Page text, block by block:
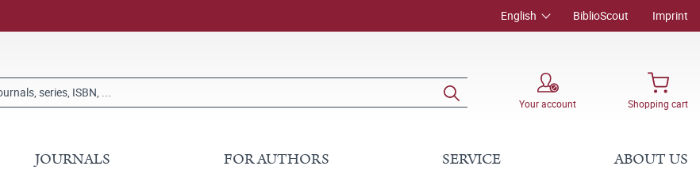
English BiblioScout Imprint
Your account Shopping cart
JOURNALS FOR AUTHORS SERVICE ABOUT US